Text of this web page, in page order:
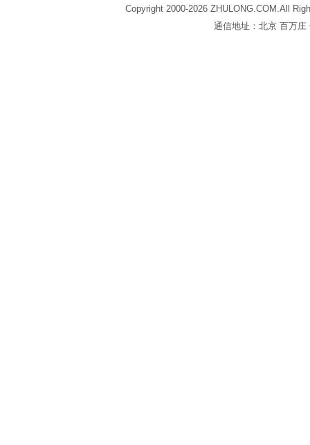
Copyright 2000-2026 ZHULONG.COM.All
通信地址：北京 百万